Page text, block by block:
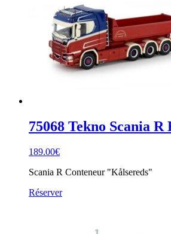
75068 Tekno Scania R
189.00€
Scania R Conteneur "Kålsereds"
Réserver